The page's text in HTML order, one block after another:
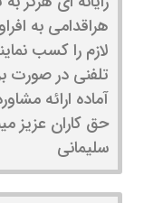
هراقدامی به
لازم را کسب
تلفنی در صورت
آماده ارائه
حق کاران عزیز
سلیمانی